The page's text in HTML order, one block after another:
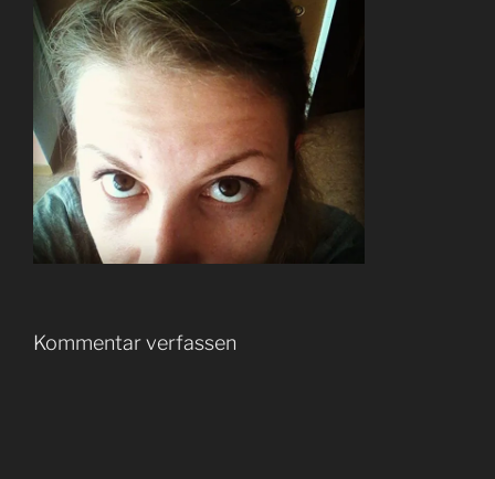
Kommentar verfassen